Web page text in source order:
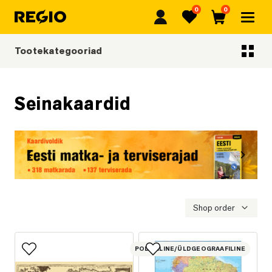
Regio Lemmikud
0
Ostukorv
0
Seinakaardid
Shop order
Lisa lemmikutesse
POLIITILINE/ÜLDGEOGRAAFILINE
Lisa lemmikutesse
Tootekategooriad